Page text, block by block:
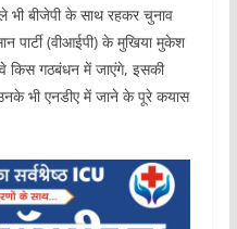
भी बीजेपी के साथ रहकर चुनाव
पार्टी (वीआईपी) के मुखिया मुकेश
किस गठबंधन में जाएंगे, इसकी
भी एनडीए में जाने के पूरे कयास